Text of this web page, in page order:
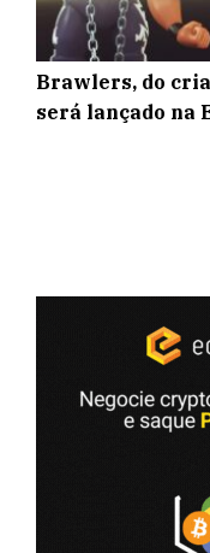
Brawlers, do
será lançado na